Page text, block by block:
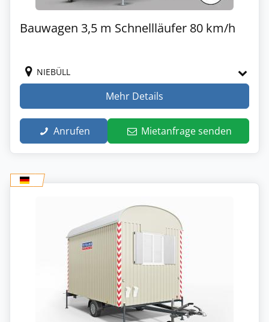
Bauwagen 3,5 m Schnellläufer 80 km/h
NIEBÜLL
Mehr Details
Anrufen Mietanfrage senden